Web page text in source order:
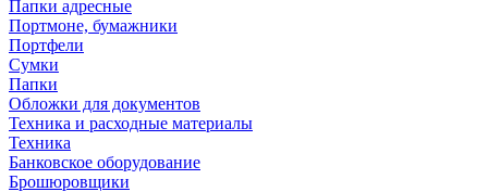
Папки адресные
Портмоне, бумажники
Портфели
Сумки
Папки
Обложки для документов
Техника и расходные материалы
Техника
Банковское оборудование
Брошюровщики